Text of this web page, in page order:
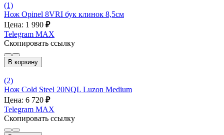
(1)
Нож Opinel 8VRI бук клинок 8,5см
Цена: 1 990 ₽
Telegram MAX
Скопировать ссылку
В корзину
(2)
Нож Cold Steel 20NQL Luzon Medium
Цена: 6 720 ₽
Telegram MAX
Скопировать ссылку